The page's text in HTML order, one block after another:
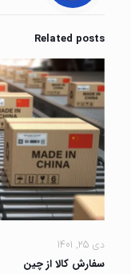
Related posts
دی 25, 1401
سفارش کالا از چین